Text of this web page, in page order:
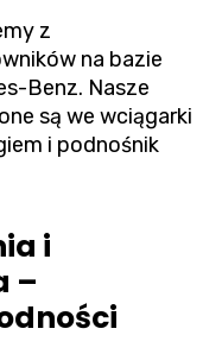
z
na bazie
Benz. Nasze
są we wciągarki
i podnośnik
i
–